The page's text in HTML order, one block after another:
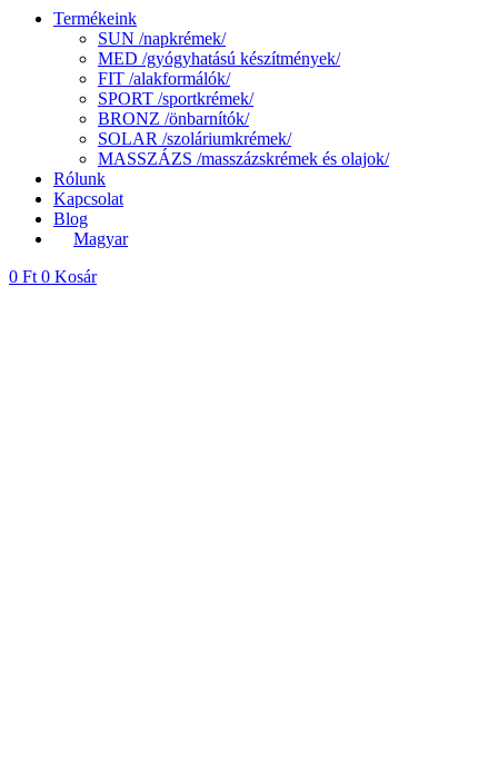
Termékeink
SUN /napkrémek/
MED /gyógyhatású készítmények/
FIT /alakformálók/
SPORT /sportkrémek/
BRONZ /önbarnítók/
SOLAR /szoláriumkrémek/
MASSZÁZS /masszázskrémek és olajok/
Rólunk
Kapcsolat
Blog
Magyar
0 Ft 0 Kosár